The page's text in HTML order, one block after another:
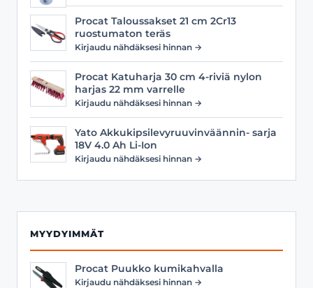
Procat Taloussakset 21 cm 2Cr13
ruostumaton teräs
Kirjaudu nähdäksesi hinnan →
Procat Katuharja 30 cm 4-riviä nylon
harjas 22 mm varrelle
Kirjaudu nähdäksesi hinnan →
Yato Akkukipsilevyruuvinväännin- sarja
18V 4.0 Ah Li-Ion
Kirjaudu nähdäksesi hinnan →
MYYDYIMMÄT
Procat Puukko kumikahvalla
Kirjaudu nähdäksesi hinnan →